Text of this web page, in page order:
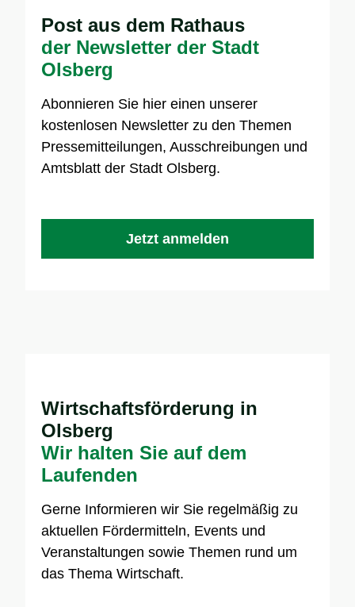
Post aus dem Rathaus
der Newsletter der Stadt
Olsberg
Abonnieren Sie hier einen unserer
kostenlosen Newsletter zu den Themen
Pressemitteilungen, Ausschreibungen und
Amtsblatt der Stadt Olsberg.
Jetzt anmelden
Wirtschaftsförderung in
Olsberg
Wir halten Sie auf dem
Laufenden
Gerne Informieren wir Sie regelmäßig zu
aktuellen Fördermitteln, Events und
Veranstaltungen sowie Themen rund um
das Thema Wirtschaft.